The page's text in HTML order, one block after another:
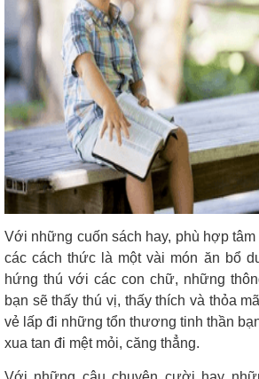
Với những cuốn sách hay, phù hợp tâm
các cách thức là một vài món ăn bổ
hứng thú với các con chữ, những
bạn sẽ thấy thú vị, thấy thích và thỏa
vẻ lấp đi những tổn thương tinh thần
xua tan đi mệt mỏi, căng thẳng.